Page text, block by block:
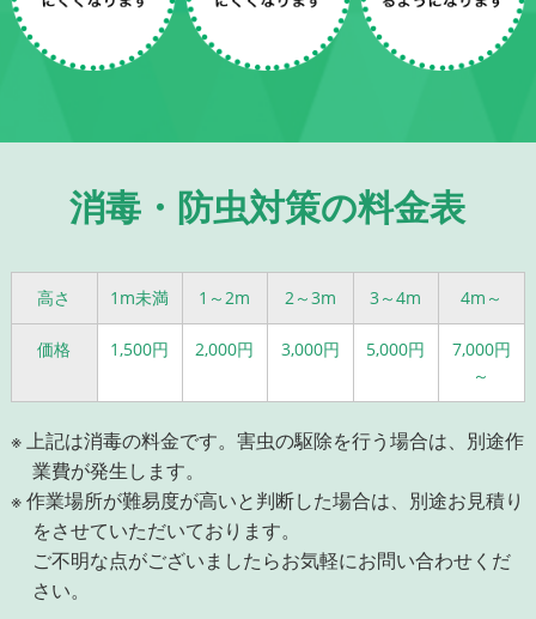
消毒・防虫対策の料金表
高さ 1m未満 1～2m 2～3m 3～4m 4m～
価格 1,500円 2,000円 3,000円 5,000円
7,000円
～
※ 上記は消毒の料金です。害虫の駆除を行う場合は、別途作
業費が発生します。
※ 作業場所が難易度が高いと判断した場合は、別途お見積り
をさせていただいております。
ご不明な点がございましたらお気軽にお問い合わせくだ
さい。